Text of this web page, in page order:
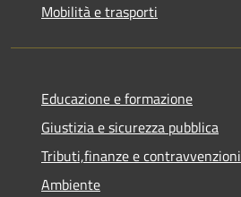
Mobilità e trasporti
Educazione e formazione
Giustizia e sicurezza pubblica
Tributi,finanze e contravvenzioni
Ambiente